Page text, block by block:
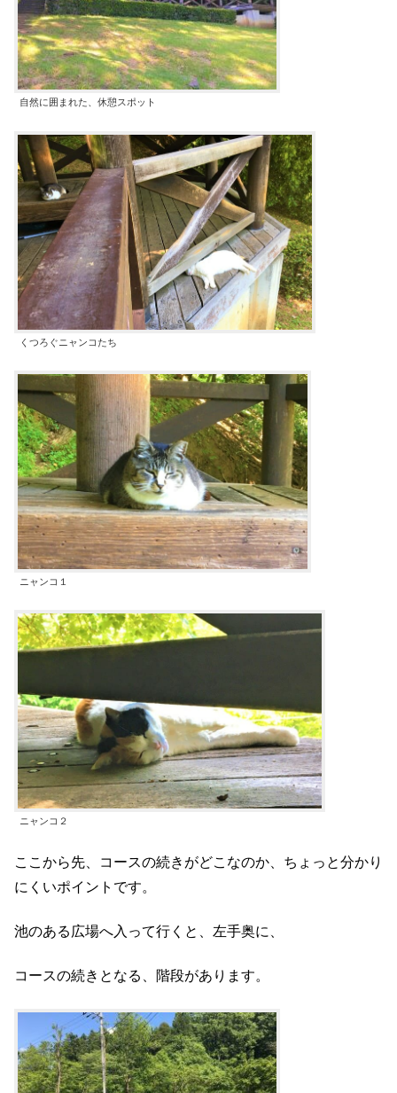
自然に囲まれた、休憩スポット
くつろぐニャンコたち
ニャンコ１
ニャンコ２
ここから先、コースの続きがどこなのか、ちょっと分かり
にくいポイントです。
池のある広場へ入って行くと、左手奥に、
コースの続きとなる、階段があります。